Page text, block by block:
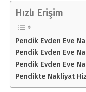
Hızlı Erişim
Pendik Evden Eve
Pendik Evden Eve
Pendik Evden Eve
Pendikte Nakliyat